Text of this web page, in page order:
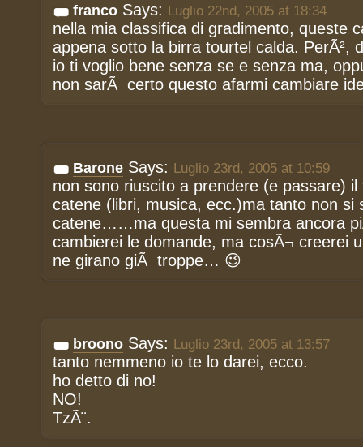
franco Says: Luglio 22nd, 2005 at 18:34
nella mia classifica di gradimento, queste
appena sotto la birra tourtel calda. PerÃ²,
io ti voglio bene senza se e senza ma,
non sarÃ certo questo afarmi cambiare
Barone Says: Luglio 23rd, 2005 at 10:59
non sono riuscito a prendere (e passare)
catene (libri, musica, ecc.)ma tanto non si
catene……ma questa mi sembra ancora
cambierei le domande, ma cosÃ¬ creerei
ne girano giÃ troppe… 😉
broono Says: Luglio 23rd, 2005 at 13:57
tanto nemmeno io te lo darei, ecco.
ho detto di no!
NO!
TzÃ¨.